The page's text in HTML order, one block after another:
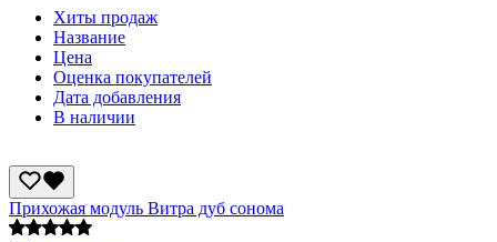
Хиты продаж
Название
Цена
Оценка покупателей
Дата добавления
В наличии
Прихожая модуль Витра дуб сонома